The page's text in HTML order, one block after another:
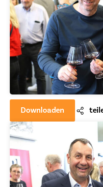
Downloaden